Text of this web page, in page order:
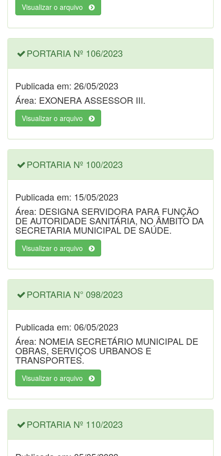
Visualizar o arquivo
PORTARIA Nº 106/2023
Publicada em: 26/05/2023
Área: EXONERA ASSESSOR III.
Visualizar o arquivo
PORTARIA Nº 100/2023
Publicada em: 15/05/2023
Área: DESIGNA SERVIDORA PARA FUNÇÃO
DE AUTORIDADE SANITÁRIA, NO ÂMBITO DA
SECRETARIA MUNICIPAL DE SAÚDE.
Visualizar o arquivo
PORTARIA N° 098/2023
Publicada em: 06/05/2023
Área: NOMEIA SECRETÁRIO MUNICIPAL DE
OBRAS, SERVIÇOS URBANOS E
TRANSPORTES.
Visualizar o arquivo
PORTARIA Nº 110/2023